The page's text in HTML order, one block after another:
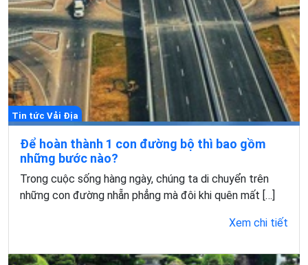
Tin tức Vải Địa
Để hoàn thành 1 con đường bộ thì bao gồm
những bước nào?
Trong cuộc sống hàng ngày, chúng ta di chuyển trên
những con đường nhẵn phẳng mà đôi khi quên mất […]
Xem chi tiết